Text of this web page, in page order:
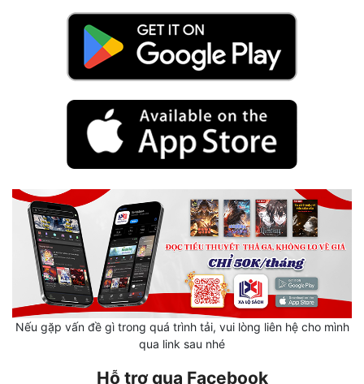
Khoa Huyễn Không Gian
Kinh Dị
Kiếm Hiệp
Kỳ Huyễn
Linh Dị
Nếu gặp vấn đề gì trong quá trình tải, vui lòng liên hệ cho mình
qua link sau nhé
Hỗ trợ qua Facebook